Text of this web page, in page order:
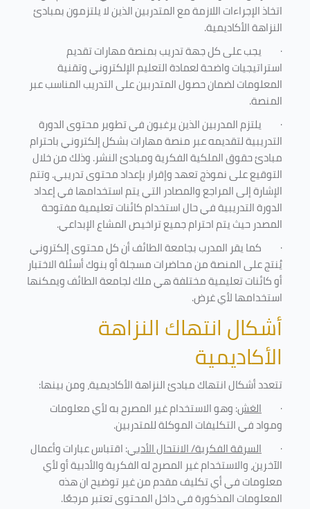
اتخاذ الإجراءات اللازمة مع المتدربين الذين لا يلتزمون بمبادئ
النزاهة الأكاديمية.
· يجب على كل جهة تدريب بمنصة مهارات تقديم
استراتيجيات واضحة لعمادة التعليم الإلكتروني وتقنية
المعلومات لضمان حصول المتدربين على التدريب المناسب عبر
المنصة.
· يلتزم المدربين الذين يرغبون في تطوير محتوى الدورة
التدريبية لتقديمه عبر منصة مهارات بشكل إلكتروني باحترام
مبادئ حقوق الملكية الفكرية ومبادئ النشر. وذلك من خلال
التوقيع على نموذج تعهد وإقرار بإعداد محتوى تدريبي. وتتم
الإشارة إلى المراجع والمصادر التي يتم استخدامها في إعداد
الدورة التدريبية في حال استخدام كائنات تعليمية مفتوحة
المصدر حيث يتم احترام جميع تراخيص المشاع الإبداعي.
· كما يقر المدرب بجامعة الطائف أن كل محتوى إلكتروني
يُنتج على المنصة من محاضرات مسجلة أو بنوك أسئلة الاختبار
أو كائنات تعليمية مختلفة هي ملك لجامعة الطائف ويمكنها
استخدامها لأي غرض.
أشكال انتهاك النزاهة
الأكاديمية
تتعدد أشكال انتهاك مبادئ النزاهة الأكاديمية، ومن بينها:
· الغش: وهو الاستخدام غير المصرح به لأي معلومات
ومواد في التكليفاتالموكلة للمتدربين.
· السرقة الفكرية/ الانتحال الأدبي: اقتباس عبارات وأعمال
الآخرين، والاستخدام غير المصرح له الفكرية والأدبية أو لأي
معلومات في أي تكليف مقدم من غير توضيح ان هذه
المعلومات المذكورة في داخل المحتوى تعتبر مرجعًا.